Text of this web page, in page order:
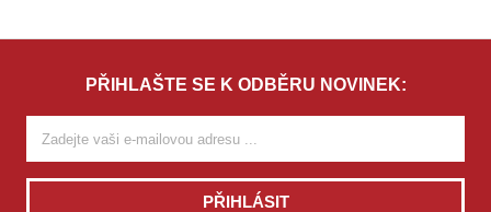
PŘIHLAŠTE SE K ODBĚRU NOVINEK:
PŘIHLÁSIT